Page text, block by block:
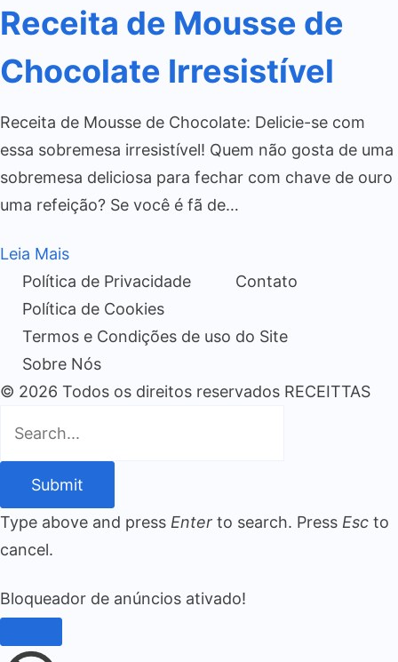
Receita de Mousse de
Chocolate Irresistível
Receita de Mousse de Chocolate: Delicie-se com
essa sobremesa irresistível! Quem não gosta de uma
sobremesa deliciosa para fechar com chave de ouro
uma refeição? Se você é fã de…
Leia Mais
Política de Privacidade
Contato
Política de Cookies
Termos e Condições de uso do Site
Sobre Nós
© 2026 Todos os direitos reservados RECEITTAS
Submit
Type above and press Enter to search. Press Esc to
cancel.
Bloqueador de anúncios ativado!